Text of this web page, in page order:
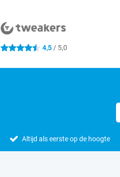
4.5 sterren 4,5/ 5,0
Altijd als eerste op de hoogte